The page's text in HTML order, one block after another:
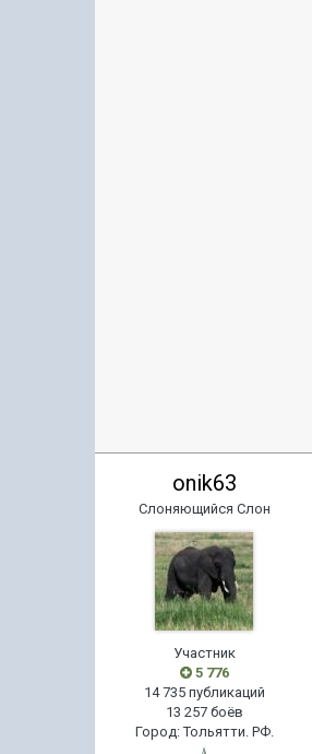
onik63
Слоняющийся Слон
Участник
5 776
14 735 публикаций
13 257 боёв
Город:Тольятти. РФ.